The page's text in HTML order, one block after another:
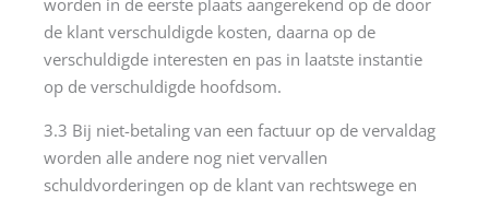
worden in de eerste plaats aangerekend op de door
de klant verschuldigde kosten, daarna op de
verschuldigde interesten en pas in laatste instantie
op de verschuldigde hoofdsom.
3.3 Bij niet-betaling van een factuur op de vervaldag
worden alle andere nog niet vervallen
schuldvorderingen op de klant van rechtswege en